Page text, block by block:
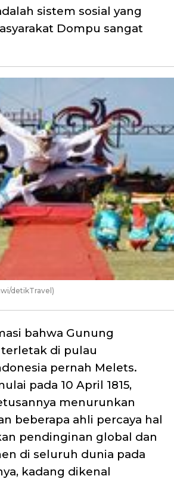
sistem sosial yang
Dompu sangat
detikTravel)
bahwa Gunung
di pulau
pernah Melets.
pada 10 April 1815,
menurunkan
beberapa ahli percaya hal
pendinginan global dan
di seluruh dunia pada
kadang dikenal